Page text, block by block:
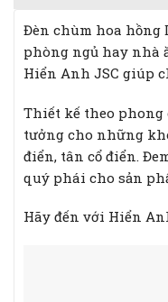
Đèn chùm hoa hồng
phòng ngủ hay nhà
Hiển Anh JSC giúp
Thiết kế theo
tưởng cho những
điển, tân cổ điển.
quý phái cho sản
Hãy đến với Hiển